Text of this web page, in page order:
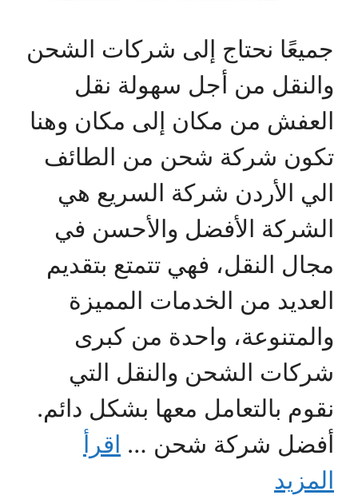
جميعًا نحتاج إلى شركات الشحن
والنقل من أجل سهولة نقل
العفش من مكان إلى مكان وهنا
تكون شركة شحن من الطائف
الي الأردن شركة السريع هي
الشركة الأفضل والأحسن في
مجال النقل، فهي تتمتع بتقديم
العديد من الخدمات المميزة
والمتنوعة، واحدة من كبرى
شركات الشحن والنقل التي
نقوم بالتعامل معها بشكل دائم.
أفضل شركة شحن … اقرأ
المزيد